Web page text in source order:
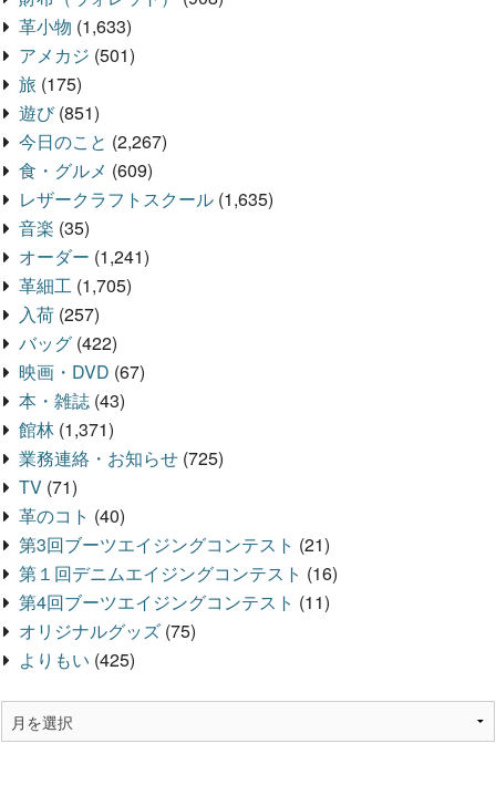
革小物 (1,633)
アメカジ (501)
旅 (175)
遊び(851)
今日のこと (2,267)
食・グルメ (609)
レザークラフトスクール (1,635)
音楽 (35)
オーダー (1,241)
革細工 (1,705)
入荷 (257)
バッグ (422)
映画・DVD (67)
本・雑誌 (43)
館林 (1,371)
業務連絡・お知らせ (725)
TV (71)
革のコト (40)
第3回ブーツエイジングコンテスト (21)
第１回デニムエイジングコンテスト (16)
第4回ブーツエイジングコンテスト (11)
オリジナルグッズ (75)
よりもい (425)